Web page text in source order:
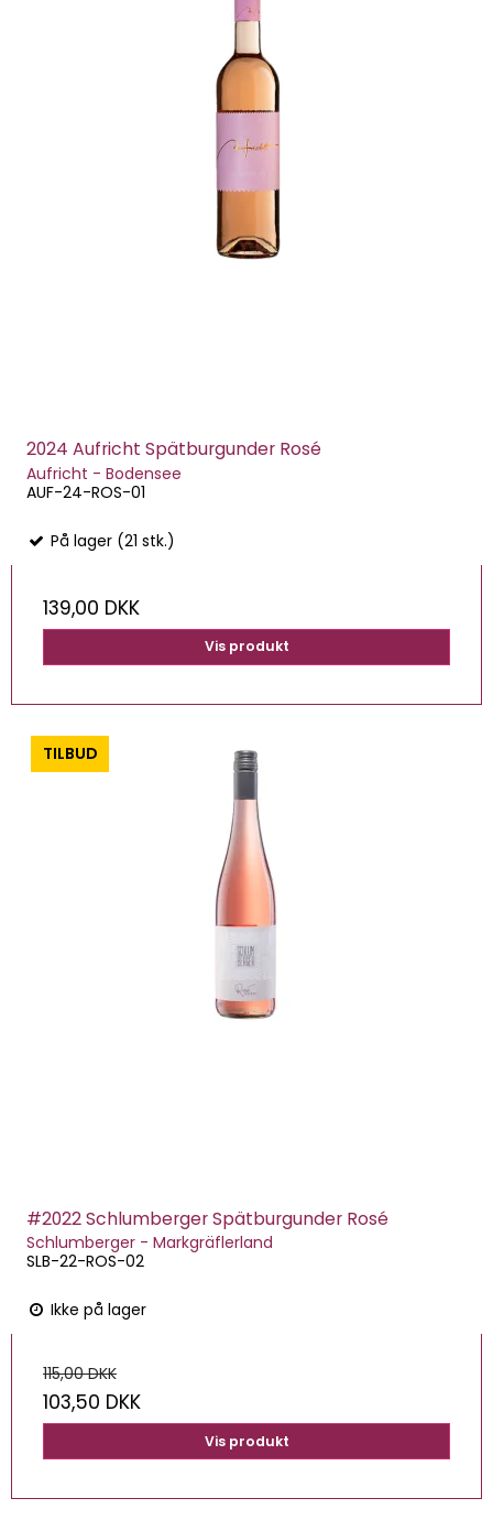
2024 Aufricht Spätburgunder Rosé
Aufricht - Bodensee
AUF-24-ROS-01
På lager (21 stk.)
139,00 DKK
Vis produkt
-0%
#2022 Schlumberger Spätburgunder Rosé
Schlumberger - Markgräflerland
SLB-22-ROS-02
Ikke på lager
115,00 DKK
103,50 DKK
Vis produkt